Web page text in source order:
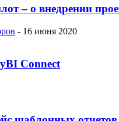
– о внедрении
- 16 июня 2020
Connect